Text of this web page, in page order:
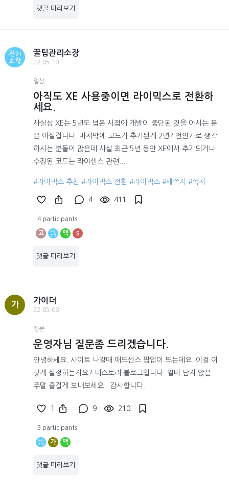
댓글 미리보기
꿀팁관리소장
22.05.10
일상
아직도 XE 사용중이면 라이믹스로 전환하
세요.
사실상 XE는 5년도 넘은 시점에 개발이 중단된 것을 아시는 분
은 아실겁니다. 마지막에 코드가 추가된게 2년? 전인가로 생각
하시는 분들이 많은데 사실 최근 5년 동안 XE에서 추가되거나
수정된 코드는 라이센스 관련...
#라이믹스 추천 #라이믹스 전환 #라이믹스 #새쪽지 #쪽지
4 411
4 participants
고 맥 s
댓글 미리보기
가
가이더
22.05.08
질문
운영자님 질문좀 드리겠습니다.
안녕하세요. 사이트 나갈때 애드센스 팝업이 뜨는데요. 이걸 어
떻게 설정하는지요? 티스토리 블로그입니다. 얼마 남지 않은
주말 즐겁게 보내보세요.. 감사합니다.
1 9 210
3 participants
가 맥
댓글 미리보기